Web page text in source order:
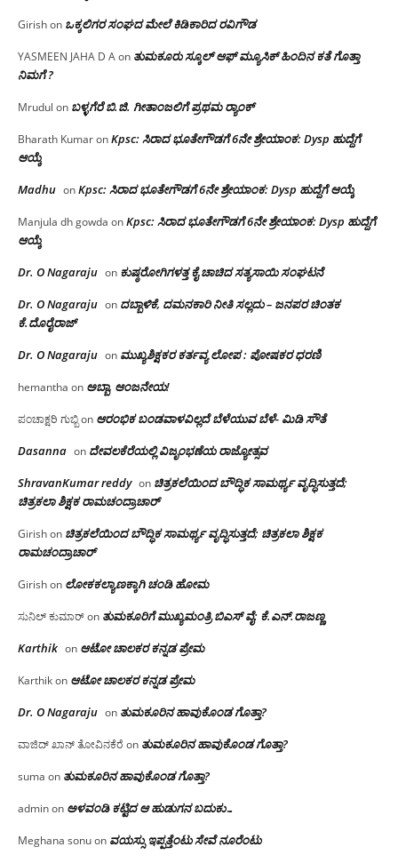
Girishon ಒಕ್ಕಲಿಗರ ಸಂಘದ ಮೇಲೆ ಕಿಡಿಕಾರಿದ ರವಿಗೌಡ
YASMEEN JAHA D Aon ತುಮಕೂರು ಸ್ಕೂಲ್ ಆಫ್ ಮ್ಯೂಸಿಕ್ ಹಿಂದಿನ ಕತೆ ಗೊತ್ತಾ
ನಿಮಗೆ ?
Mrudul on ಬಳ್ಳಗೆರೆ ಬಿ.ಜಿ. ಗೀತಾಂಜಲಿಗೆ ಪ್ರಥಮ ರ‌್ಯಾಂಕ್
Bharath KumaronKpsc: ಸಿರಾದ ಭೂತೇಗೌಡಗೆ 6ನೇ ಶ್ರೇಯಾಂಕ: Dysp ಹುದ್ದೆಗೆ
ಆಯ್ಕೆ
Madhu onKpsc: ಸಿರಾದ ಭೂತೇಗೌಡಗೆ 6ನೇ ಶ್ರೇಯಾಂಕ: Dysp ಹುದ್ದೆಗೆ ಆಯ್ಕೆ
Manjula dh gowda onKpsc: ಸಿರಾದ ಭೂತೇಗೌಡಗೆ 6ನೇ ಶ್ರೇಯಾಂಕ: Dysp ಹುದ್ದೆಗೆ
ಆಯ್ಕೆ
Dr. O Nagaraju on ಕುಷ್ಠರೋಗಿಗಳತ್ತ ಕೈ ಚಾಚಿದ ಸತ್ಯಸಾಯಿ ಸಂಘಟನೆ
Dr. O Nagaraju on ದಬ್ಬಾಳಿಕೆ, ದಮನಕಾರಿ ನೀತಿ ಸಲ್ಲದು – ಜನಪರ ಚಿಂತಕ
ಕೆ.ದೊರೈರಾಜ್
Dr. O Nagaraju on ಮುಖ್ಯಶಿಕ್ಷಕರ ಕರ್ತವ್ಯ ಲೋಪ : ಪೋಷಕರ ಧರಣಿ
hemantha on ಅಬ್ಬಾ, ಆಂಜನೇಯ!
ಪಂಚಾಕ್ಷರಿ ಗುಬ್ಬಿon ಆರಂಭಿಕ ಬಂಡವಾಳವಿಲ್ಲದೆ ಬೆಳೆಯುವ ಬೆಳೆ- ಮಿಡಿ ಸೌತೆ
Dasanna on ದೇವಲಕೆರೆಯಲ್ಲಿ ವಿಜೃಂಭಣೆಯ ರಾಜ್ಯೋತ್ಸವ
ShravanKumar reddy on ಚಿತ್ರಕಲೆಯಿಂದ ಬೌದ್ಧಿಕ ಸಾಮರ್ಥ್ಯ ವೃದ್ಧಿಸುತ್ತದೆ;
ಚಿತ್ರಕಲಾ ಶಿಕ್ಷಕ ರಾಮಚಂದ್ರಾಚಾರ್
Girishon ಚಿತ್ರಕಲೆಯಿಂದ ಬೌದ್ಧಿಕ ಸಾಮರ್ಥ್ಯ ವೃದ್ಧಿಸುತ್ತದೆ; ಚಿತ್ರಕಲಾ ಶಿಕ್ಷಕ
ರಾಮಚಂದ್ರಾಚಾರ್
Girishon ಲೋಕಕಲ್ಯಾಣಕ್ಕಾಗಿ ಚಂಡಿ ಹೋಮ
ಸುನಿಲ್ ಕುಮಾರ್on ತುಮಕೂರಿಗೆ ಮುಖ್ಯಮಂತ್ರಿ ಬಿಎಸ್ ವೈ: ಕೆ.ಎನ್.ರಾಜಣ್ಣ
Karthik on ಆಟೋ ಚಾಲಕರ ಕನ್ನಡ ಪ್ರೇಮ
Karthikon ಆಟೋ ಚಾಲಕರ ಕನ್ನಡ ಪ್ರೇಮ
Dr. O Nagaraju on ತುಮಕೂರಿನ ಹಾವುಕೊಂಡ ಗೊತ್ತಾ?
ವಾಜಿದ್ ಖಾನ್ ತೋವಿನಕೆರೆ on ತುಮಕೂರಿನ ಹಾವುಕೊಂಡ ಗೊತ್ತಾ?
suma on ತುಮಕೂರಿನ ಹಾವುಕೊಂಡ ಗೊತ್ತಾ?
adminon ಅಳವಂಡಿ ಕಟ್ಟಿದ ಆ ಹುಡುಗನ ಬದುಕು…
Meghana sonuon ವಯಸ್ಸು ಇಪ್ಪತ್ತೆಂಟು ಸೇವೆ ನೂರೆಂಟು